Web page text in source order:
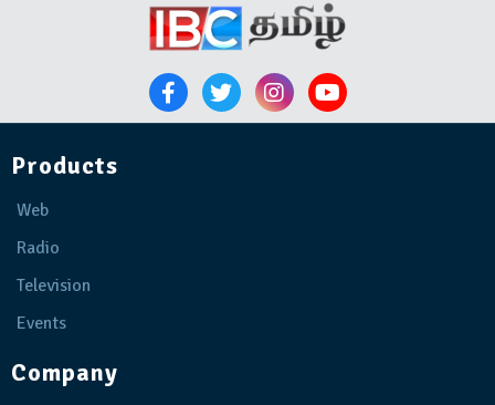
Products
Web
Radio
Television
Events
Company